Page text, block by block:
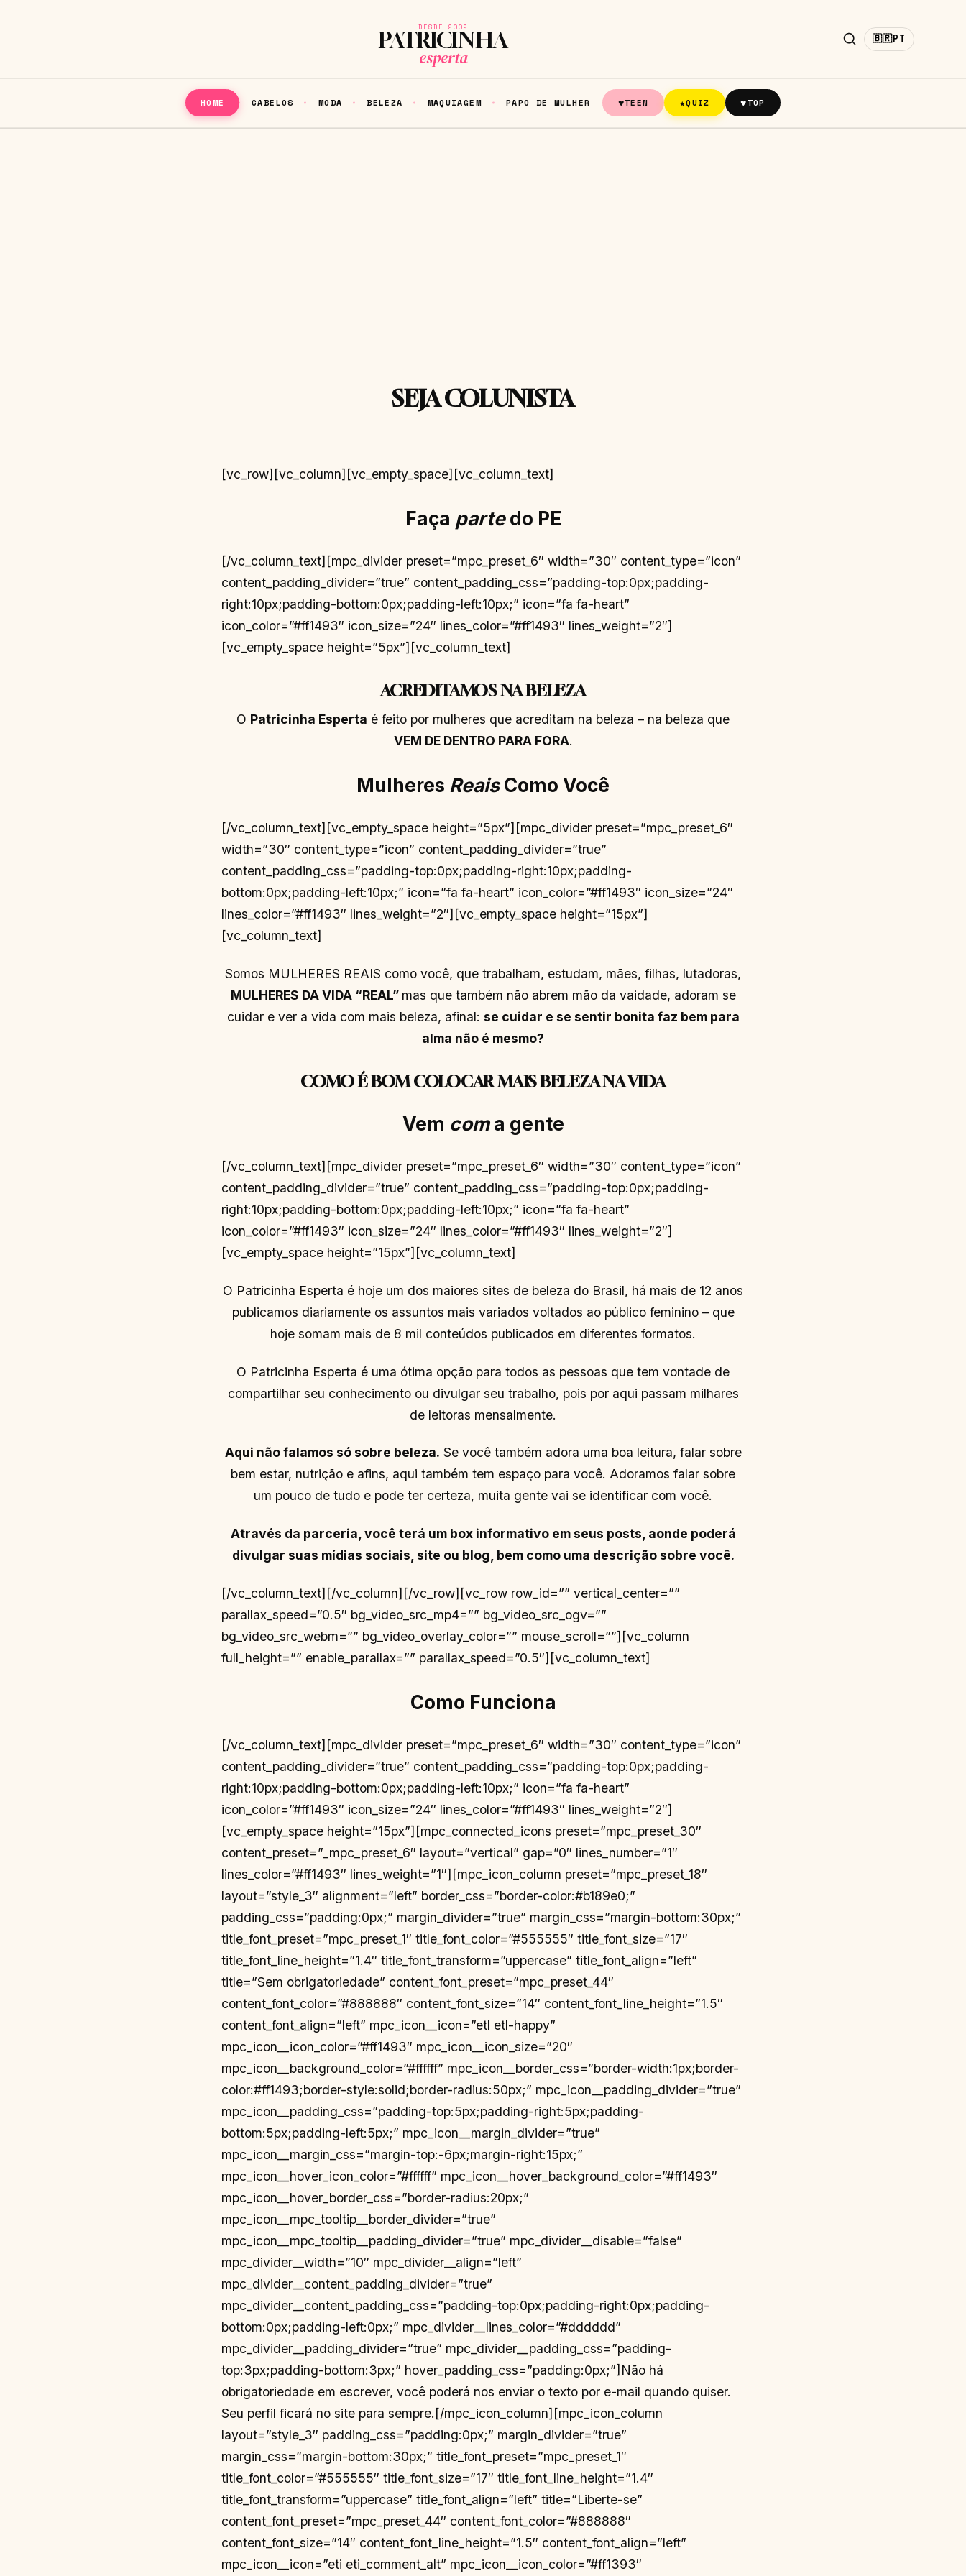
DESDE 2009
PATRICINHA
esperta
🇧🇷PT
HOME CABELOS MODA BELEZA MAQUIAGEM PAPO DE MULHER ♥TEEN ★QUIZ ♥TOP
SEJA COLUNISTA
[vc_row][vc_column][vc_empty_space][vc_column_text]
Faça parte do PE
[/vc_column_text][mpc_divider preset=”mpc_preset_6″ width=”30″ content_type=”icon”
content_padding_divider=”true” content_padding_css=”padding-top:0px;padding-
right:10px;padding-bottom:0px;padding-left:10px;” icon=”fa fa-heart”
icon_color=”#ff1493″ icon_size=”24″ lines_color=”#ff1493″ lines_weight=”2″]
[vc_empty_space height=”5px”][vc_column_text]
ACREDITAMOS NA BELEZA
O Patricinha Esperta é feito por mulheres que acreditam na beleza – na beleza que
VEM DE DENTRO PARA FORA.
Mulheres Reais Como Você
[/vc_column_text][vc_empty_space height=”5px”][mpc_divider preset=”mpc_preset_6″
width=”30″ content_type=”icon” content_padding_divider=”true”
content_padding_css=”padding-top:0px;padding-right:10px;padding-
bottom:0px;padding-left:10px;” icon=”fa fa-heart” icon_color=”#ff1493″ icon_size=”24″
lines_color=”#ff1493″ lines_weight=”2″][vc_empty_space height=”15px”]
[vc_column_text]
Somos MULHERES REAIS como você, que trabalham, estudam, mães, filhas, lutadoras,
MULHERES DA VIDA “REAL” mas que também não abrem mão da vaidade, adoram se
cuidar e ver a vida com mais beleza, afinal: se cuidar e se sentir bonita faz bem para
alma não é mesmo?
COMO É BOM COLOCAR MAIS BELEZA NA VIDA
Vem com a gente
[/vc_column_text][mpc_divider preset=”mpc_preset_6″ width=”30″ content_type=”icon”
content_padding_divider=”true” content_padding_css=”padding-top:0px;padding-
right:10px;padding-bottom:0px;padding-left:10px;” icon=”fa fa-heart”
icon_color=”#ff1493″ icon_size=”24″ lines_color=”#ff1493″ lines_weight=”2″]
[vc_empty_space height=”15px”][vc_column_text]
O Patricinha Esperta é hoje um dos maiores sites de beleza do Brasil, há mais de 12 anos
publicamos diariamente os assuntos mais variados voltados ao público feminino – que
hoje somam mais de 8 mil conteúdos publicados em diferentes formatos.
O Patricinha Esperta é uma ótima opção para todos as pessoas que tem vontade de
compartilhar seu conhecimento ou divulgar seu trabalho, pois por aqui passam milhares
de leitoras mensalmente.
Aqui não falamos só sobre beleza. Se você também adora uma boa leitura, falar sobre
bem estar, nutrição e afins, aqui também tem espaço para você. Adoramos falar sobre
um pouco de tudo e pode ter certeza, muita gente vai se identificar com você.
Através da parceria, você terá um box informativo em seus posts, aonde poderá
divulgar suas mídias sociais, site ou blog, bem como uma descrição sobre você.
[/vc_column_text][/vc_column][/vc_row][vc_row row_id=”” vertical_center=””
parallax_speed=”0.5″ bg_video_src_mp4=”” bg_video_src_ogv=””
bg_video_src_webm=”” bg_video_overlay_color=”” mouse_scroll=””][vc_column
full_height=”” enable_parallax=”” parallax_speed=”0.5″][vc_column_text]
Como Funciona
[/vc_column_text][mpc_divider preset=”mpc_preset_6″ width=”30″ content_type=”icon”
content_padding_divider=”true” content_padding_css=”padding-top:0px;padding-
right:10px;padding-bottom:0px;padding-left:10px;” icon=”fa fa-heart”
icon_color=”#ff1493″ icon_size=”24″ lines_color=”#ff1493″ lines_weight=”2″]
[vc_empty_space height=”15px”][mpc_connected_icons preset=”mpc_preset_30″
content_preset=”_mpc_preset_6″ layout=”vertical” gap=”0″ lines_number=”1″
lines_color=”#ff1493″ lines_weight=”1″][mpc_icon_column preset=”mpc_preset_18″
layout=”style_3″ alignment=”left” border_css=”border-color:#b189e0;”
padding_css=”padding:0px;” margin_divider=”true” margin_css=”margin-bottom:30px;”
title_font_preset=”mpc_preset_1″ title_font_color=”#555555″ title_font_size=”17″
title_font_line_height=”1.4″ title_font_transform=”uppercase” title_font_align=”left”
title=”Sem obrigatoriedade” content_font_preset=”mpc_preset_44″
content_font_color=”#888888″ content_font_size=”14″ content_font_line_height=”1.5″
content_font_align=”left” mpc_icon__icon=”etl etl-happy”
mpc_icon__icon_color=”#ff1493″ mpc_icon__icon_size=”20″
mpc_icon__background_color=”#ffffff” mpc_icon__border_css=”border-width:1px;border-
color:#ff1493;border-style:solid;border-radius:50px;” mpc_icon__padding_divider=”true”
mpc_icon__padding_css=”padding-top:5px;padding-right:5px;padding-
bottom:5px;padding-left:5px;” mpc_icon__margin_divider=”true”
mpc_icon__margin_css=”margin-top:-6px;margin-right:15px;”
mpc_icon__hover_icon_color=”#ffffff” mpc_icon__hover_background_color=”#ff1493″
mpc_icon__hover_border_css=”border-radius:20px;”
mpc_icon__mpc_tooltip__border_divider=”true”
mpc_icon__mpc_tooltip__padding_divider=”true” mpc_divider__disable=”false”
mpc_divider__width=”10″ mpc_divider__align=”left”
mpc_divider__content_padding_divider=”true”
mpc_divider__content_padding_css=”padding-top:0px;padding-right:0px;padding-
bottom:0px;padding-left:0px;” mpc_divider__lines_color=”#dddddd”
mpc_divider__padding_divider=”true” mpc_divider__padding_css=”padding-
top:3px;padding-bottom:3px;” hover_padding_css=”padding:0px;”]Não há
obrigatoriedade em escrever, você poderá nos enviar o texto por e-mail quando quiser.
Seu perfil ficará no site para sempre.[/mpc_icon_column][mpc_icon_column
layout=”style_3″ padding_css=”padding:0px;” margin_divider=”true”
margin_css=”margin-bottom:30px;” title_font_preset=”mpc_preset_1″
title_font_color=”#555555″ title_font_size=”17″ title_font_line_height=”1.4″
title_font_transform=”uppercase” title_font_align=”left” title=”Liberte-se”
content_font_preset=”mpc_preset_44″ content_font_color=”#888888″
content_font_size=”14″ content_font_line_height=”1.5″ content_font_align=”left”
mpc_icon__icon=”eti eti_comment_alt” mpc_icon__icon_color=”#ff1393″